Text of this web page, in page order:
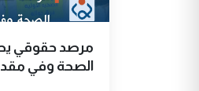
مرصد حقوقي
الصحة وفي